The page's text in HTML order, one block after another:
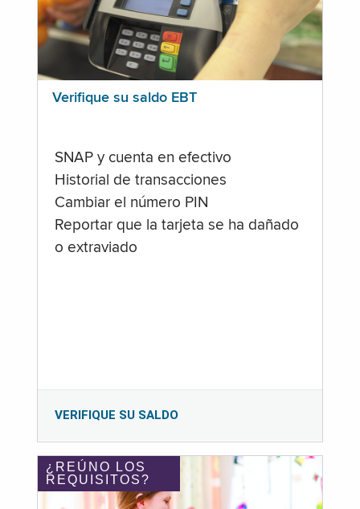
Verifique su saldo EBT
SNAP y cuenta en efectivo
Historial de transacciones
Cambiar el número PIN
Reportar que la tarjeta se ha dañado
o extraviado
VERIFIQUE SU SALDO
¿REÚNO LOS
REQUISITOS?